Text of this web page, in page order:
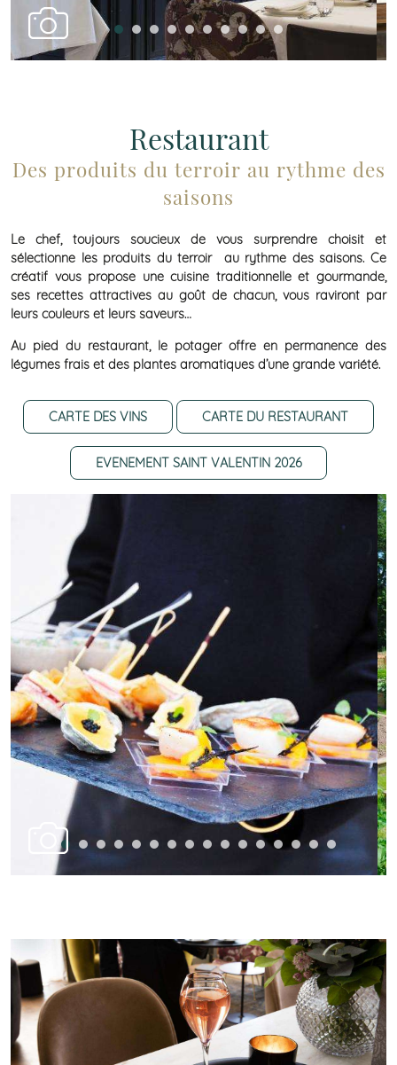
Restaurant
Des produits du terroir au rythme des
saisons
Le chef, toujours soucieux de vous surprendre choisit et
sélectionne les produits du terroir au rythme des saisons. Ce
créatif vous propose une cuisine traditionnelle et gourmande,
ses recettes attractives au goût de chacun, vous raviront par
leurs couleurs et leurs saveurs…
Au pied du restaurant, le potager offre en permanence des
légumes frais et des plantes aromatiques d’une grande variété.
CARTE DES VINS CARTE DU RESTAURANT
EVENEMENT SAINT VALENTIN 2026